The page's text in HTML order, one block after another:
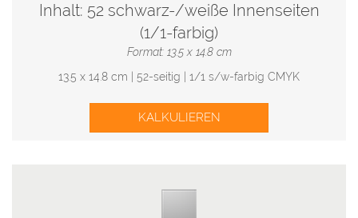
Inhalt: 52 schwarz-/weiße Innenseiten
(1/1-farbig)
Format: 13.5 x 14.8 cm
13.5 x 14.8 cm | 52-seitig | 1/1 s/w-farbig CMYK
KALKULIEREN